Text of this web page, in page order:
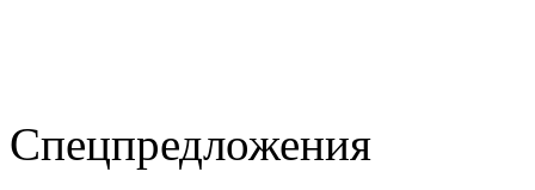
Спецпредложения